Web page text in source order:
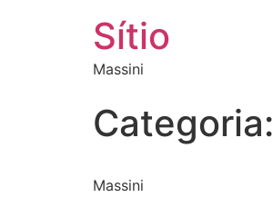
Sítio
Massini
Categoria:
Massini